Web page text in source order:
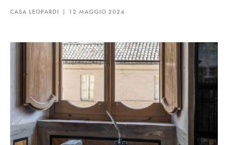
CASA LEOPARDI 12 MAGGIO 2024